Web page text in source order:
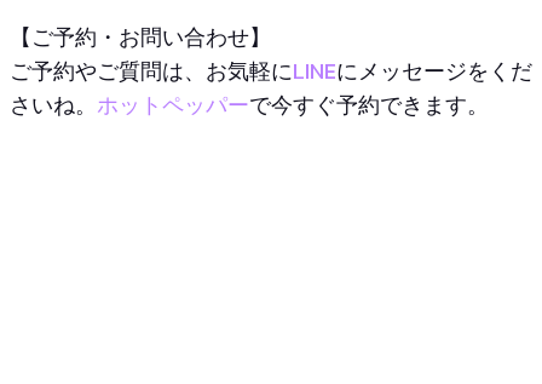
【ご予約・お問い合わせ】
ご予約やご質問は、お気軽にLINEにメッセージをくだ
さいね。 ホットペッパーで今すぐ予約できます。